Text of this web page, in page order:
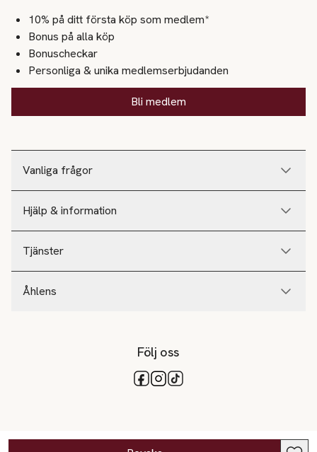
Vanliga frågor
Hjälp & information
Tjänster
Åhlens
10% på ditt första köp som medlem*
Bonus på alla köp
Bonuscheckar
Personliga & unika medlemserbjudanden
Bli medlem
Följ oss